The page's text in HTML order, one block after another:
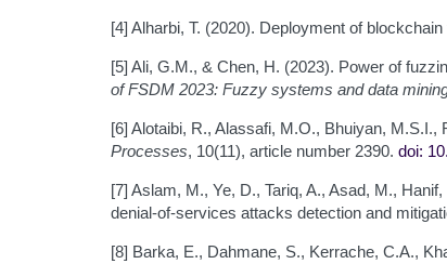
[4] Alharbi, T. (2020). Deployment of
[5] Ali, G.M., & Chen, H. (2023). Power of
of FSDM 2023: Fuzzy systems and data
[6] Alotaibi, R., Alassafi, M.O., Bhuiyan,
Processes, 10(11), article number 2390. doi:
[7] Aslam, M., Ye, D., Tariq, A., Asad, M.,
denial-of-services attacks detection and
[8] Barka, E., Dahmane, S., Kerrache, C.A.,